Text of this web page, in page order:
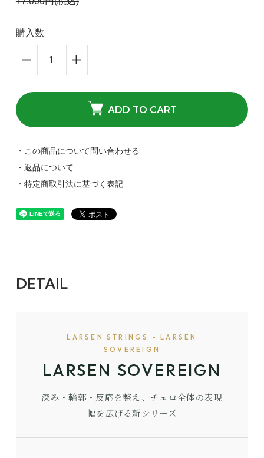
購入数
ADD TO CART
・この商品について問い合わせる
・返品について
・特定商取引法に基づく表記
DETAIL
LARSEN STRINGS - LARSEN
SOVEREIGN
LARSEN SOVEREIGN
深み・輪郭・反応を整え、チェロ全体の表現
幅を広げる新シリーズ